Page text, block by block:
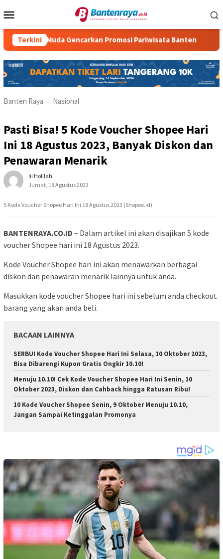
ke
Mobile
Terkini
Gencarkan Promosi Pariwisata Banten KKM
Banten Raya – Nasional
Pasti Bisa! 5 Kode Voucher Shopee Hari
Ini 18 Agustus 2023, Banyak Diskon dan
Penawaran Menarik
Iil Holilah
Jumat, 18 Agustus 2023
5 Kode Voucher Shopee Hari Ini 18 Agustus 2023 (Shopee.id)
BANTENRAYA.CO.ID – Dalam artikel ini akan disajikan 5 kode
voucher Shopee hari ini 18 Agustus 2023.
Kode Voucher Shopee hari ini akan menawarkan berbagai
diskon dan penawaran menarik lainnya untuk anda.
Masukkan kode voucher Shopee hari ini sebelum anda checkout
barang yang akan anda beli.
BACAAN LAINNYA
SERBU! Kode Voucher Shopee Hari Ini Selasa, 10 Oktober 2023,
Bisa Dibarengi Kupon Gratis Ongkir 10.10!
Menuju 10.10! Cek Kode Voucher Shopee Hari Ini Senin, 10
Oktober 2023, Diskon dan Cahback hingga Ratusan Ribu!
10 Kode Voucher Shopee Senin, 9 Oktober Menuju 10.10,
Jangan Sampai Ketinggalan Promonya